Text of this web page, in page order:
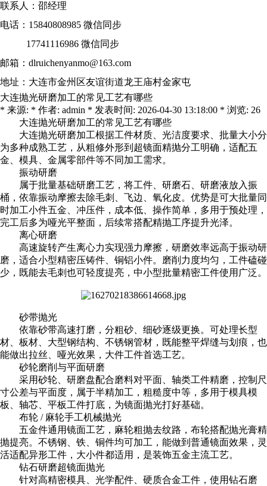
联系人：邵经理
电话：15840808985 微信同步
17741116986 微信同步
邮箱：dlruichenyanmo@163.com
地址：大连市金州区友谊街道龙王庙村金家屯
大连抛光研磨加工的常见工艺有哪些
* 来源: * 作者: admin * 发表时间: 2026-04-30 13:18:00 * 浏览: 26
大连抛光研磨加工的常见工艺有哪些
大连抛光研磨加工根据工件材质、光洁度要求、批量大小分
为多种成熟工艺，从粗修外形到超镜面精抛分工明确，适配五
金、模具、金属零部件等不同加工需求。
振动研磨
属于批量基础研磨工艺，将工件、研磨石、研磨液放入振
桶，依靠振动摩擦去除毛刺、飞边、氧化皮。优势是可大批量同
时加工小件五金、冲压件，成本低、操作简单，多用于预处理，
完工后多为哑光平整面，后续常搭配精抛工序提升光泽。
离心研磨
高速旋转产生离心力实现强力摩擦，研磨效率远高于振动研
磨，适合小型精密压铸件、铜铝小件。磨削力度均匀，工件磕碰
少，既能去毛刺也可轻度提亮，中小型批量精密工件使用广泛。
砂带抛光
依靠砂带高速打磨，分粗砂、细砂逐级更换。可处理长型
材、板材、大型钢结构、不锈钢管材，既能整平焊缝与划痕，也
能做出拉丝、哑光效果，大件工件首选工艺。
砂轮磨削与平面研磨
采用砂轮、研磨盘配合磨料对平面、轴类工件精磨，控制尺
寸公差与平面度，属于半精加工，粗糙度中等，多用于模具模
板、轴芯、平板工件打底，为镜面抛光打好基础。
布轮 / 麻轮手工机械抛光
五金件通用镜面工艺，麻轮粗抛去纹路，布轮搭配抛光膏精
抛提亮。不锈钢、铁、铜件均可加工，能做到普通镜面效果，灵
活适配异形工件，大小件都适用，是装饰五金主流工艺。
钻石研磨超镜面抛光
针对高精密模具、光学配件、硬质合金工件，使用钻石磨